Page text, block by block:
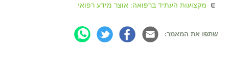
מקצועות העתיד ברפואה: אוצר מידע רפואי
שתפו את המאמר: